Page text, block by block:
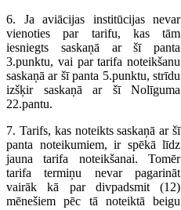
6. Ja aviācijas institūcijas nevar
vienoties par tarifu, kas tām
iesniegts saskaņā ar šī panta
3.punktu, vai par tarifa noteikšanu
saskaņā ar šī panta 5.punktu, strīdu
izšķir saskaņā ar šī Nolīguma
22.pantu.
7. Tarifs, kas noteikts saskaņā ar šī
panta noteikumiem, ir spēkā līdz
jauna tarifa noteikšanai. Tomēr
tarifa termiņu nevar pagarināt
vairāk kā par divpadsmit (12)
mēnešiem pēc tā noteiktā beigu